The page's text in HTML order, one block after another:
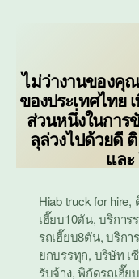
ไม่ว่างานของคุ
ของประเทศไทย
ส่วนหนึ่งในการ
ลุล่วงไปด้วยดี
แล
Hiab truck for hire,
เฮี๊ยบ10ตัน,บริการ
รถเฮี๊ยบ8ตัน,บริกา
ยกบรรทุก, บริษัท เ
รับจ้าง,พิกัดรถเฮี๊ย